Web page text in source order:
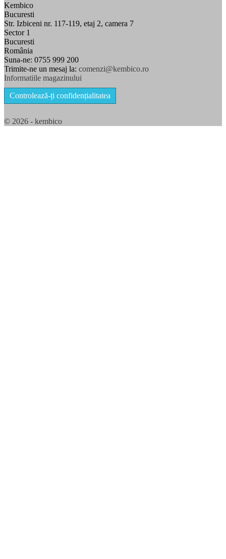
Kembico
Bucuresti
Str. Izbiceni nr. 117-119, etaj 2, camera 7
Sector 1
Bucuresti
România
Suna-ne: 0755 999 200
Trimite-ne un mesaj la: comenzi@kembico.ro
Informatiile magazinului
Controlează-ți confidențialitatea
© 2026 - kembico